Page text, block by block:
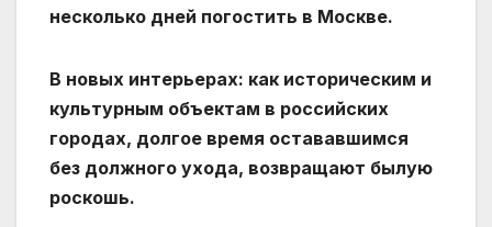
несколько дней погостить в Москве.
В новых интерьерах: как историческим и
культурным объектам в российских
городах, долгое время остававшимся
без должного ухода, возвращают былую
роскошь.